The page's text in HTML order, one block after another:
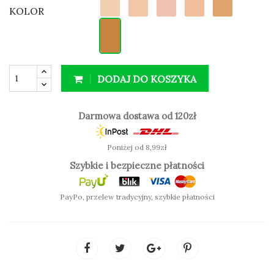
Korektor Perfect One zawiera wysokiej
roślinnąorazwitaminę E- naturalny przeciwutleniacz,
który chroni skórę przed wolnymi rodnikami i
starzeniem.
brak substancji komedogennych
wygodna aplikacja
KOLOR
DODAJ DO KOSZYKA
Darmowa dostawa od 120zł
Poniżej od 8,99zł
Szybkie i bezpieczne płatności
PayPo, przelew tradycyjny, szybkie płatności